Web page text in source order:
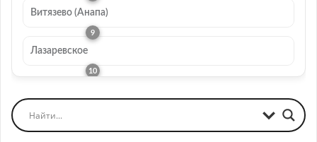
Витязево (Анапа)
Лазаревское